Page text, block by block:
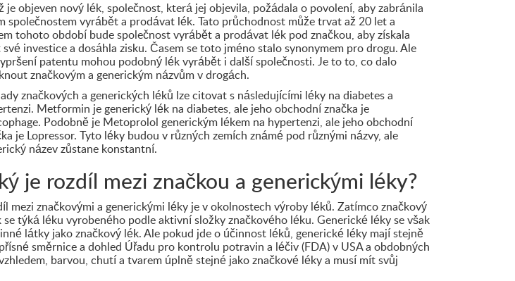
je objeven nový lék, společnost, která jej objevila, požádala o povolení, aby zabránila
společnostem vyrábět a prodávat lék. Tato průchodnost může trvat až 20 let a
tohoto období bude společnost vyrábět a prodávat lék pod značkou, aby získala
své investice a dosáhla zisku. Časem se toto jméno stalo synonymem pro drogu. Ale
patentu mohou podobný lék vyrábět i další společnosti. Je to to, co dalo
značkovým a generickým názvům v drogách.
značkových a generických léků lze citovat s následujícími léky na diabetes a
Metformin je generický lék na diabetes, ale jeho obchodní značka je
Podobně je Metoprolol generickým lékem na hypertenzi, ale jeho obchodní
je Lopressor. Tyto léky budou v různých zemích známé pod různými názvy, ale
název zůstane konstantní.
je rozdíl mezi značkou a generickými léky?
mezi značkovými a generickými léky je v okolnostech výroby léků. Zatímco značkový
týká léku vyrobeného podle aktivní složky značkového léku. Generické léky se však
látky jako značkový lék. Ale pokud jde o účinnost léků, generické léky mají stejně
směrnice a dohled Úřadu pro kontrolu potravin a léčiv (FDA) v USA a obdobných
barvou, chutí a tvarem úplně stejné jako značkové léky a musí mít svůj